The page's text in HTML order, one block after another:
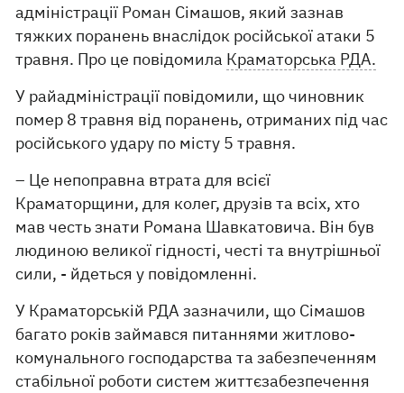
адміністрації Роман Сімашов, який зазнав
тяжких поранень внаслідок російської атаки 5
травня. Про це повідомила Краматорська РДА.
У райадміністрації повідомили, що чиновник
помер 8 травня від поранень, отриманих під час
російського удару по місту 5 травня.
– Це непоправна втрата для всієї
Краматорщини, для колег, друзів та всіх, хто
мав честь знати Романа Шавкатовича. Він був
людиною великої гідності, честі та внутрішньої
сили, - йдеться у повідомленні.
У Краматорській РДА зазначили, що Сімашов
багато років займався питаннями житлово-
комунального господарства та забезпеченням
стабільної роботи систем життєзабезпечення